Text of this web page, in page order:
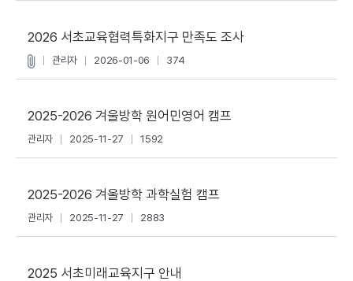
2026 서초교육협력특화지구 만족도 조사
관리자 2026-01-06 374
2025-2026 겨울방학 원어민영어 캠프
관리자 2025-11-27 1592
2025-2026 겨울방학 과학실험 캠프
관리자 2025-11-27 2883
2025 서초미래교육지구 안내